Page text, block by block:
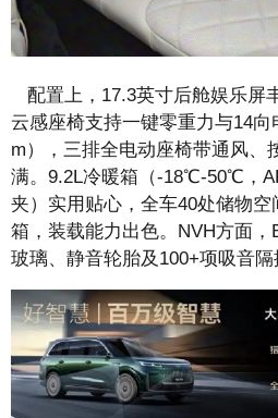
配置上，17.3英寸后舱娱乐屏
云感座椅支持一键零重力与14
m），三排全电动座椅带通风、
满。9.2L冷暖箱（-18℃-50℃，
夹）实用贴心，全车40处储物空
箱，装载能力出色。NVH方面
玻璃、静音轮胎及100+项吸音隔